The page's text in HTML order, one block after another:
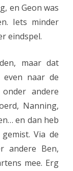
en Geon was
Iets minder
eindspel.
maar dat
even naar de
andere
Nanning,
en dan heb
Via de
andere Ben,
mee. Erg